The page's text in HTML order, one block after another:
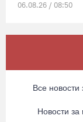
06.08.26 / 08:50
05.08.26 / 20:20
Четырех пьяных
вологодские
Все новости
Новости за